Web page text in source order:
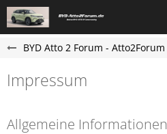
BYD Atto 2 Forum - Atto2Forum
Impressum
Allgemeine Informationen